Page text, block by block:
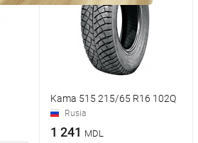
Kama 515 215/65 R16 102Q
Rusia
1 241 MDL